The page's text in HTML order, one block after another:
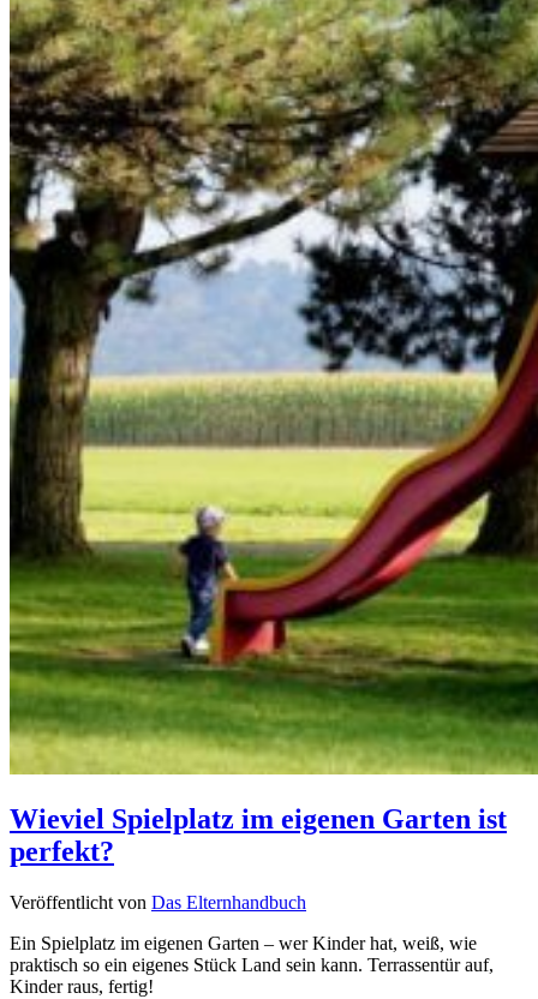
Wieviel Spielplatz im eigenen Garten ist
perfekt?
Veröffentlicht von Das Elternhandbuch
Ein Spielplatz im eigenen Garten – wer Kinder hat, weiß, wie
praktisch so ein eigenes Stück Land sein kann. Terrassentür auf,
Kinder raus, fertig!